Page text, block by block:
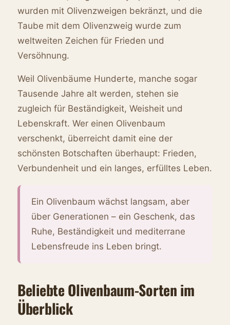
wurden mit Olivenzweigen bekränzt, und die
Taube mit dem Olivenzweig wurde zum
weltweiten Zeichen für Frieden und
Versöhnung.
Weil Olivenbäume Hunderte, manche sogar
Tausende Jahre alt werden, stehen sie
zugleich für Beständigkeit, Weisheit und
Lebenskraft. Wer einen Olivenbaum
verschenkt, überreicht damit eine der
schönsten Botschaften überhaupt: Frieden,
Verbundenheit und ein langes, erfülltes Leben.
Ein Olivenbaum wächst langsam, aber
über Generationen – ein Geschenk, das
Ruhe, Beständigkeit und mediterrane
Lebensfreude ins Leben bringt.
Beliebte Olivenbaum-Sorten im
Überblick